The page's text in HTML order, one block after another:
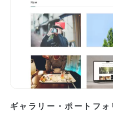
ギャラリー・ポートフォ